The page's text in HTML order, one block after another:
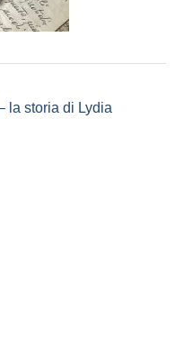
la storia di Lydia